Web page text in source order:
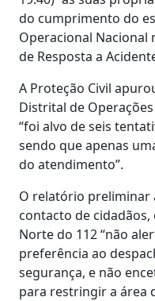
do cumprimento do
Operacional Nacional
de Resposta a
A Proteção Civil
Distrital de
“foi alvo de seis
sendo que apenas
do atendimento”.
O relatório preliminar
contacto de
Norte do 112 “não
preferência ao
segurança, e não
para restringir a área